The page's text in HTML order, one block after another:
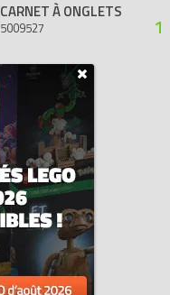
CARNET À ONGLETS
5009527